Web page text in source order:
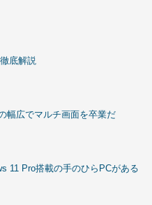
底解説
幅広でマルチ画面を卒業だ
11 Pro搭載の手のひらPCがある